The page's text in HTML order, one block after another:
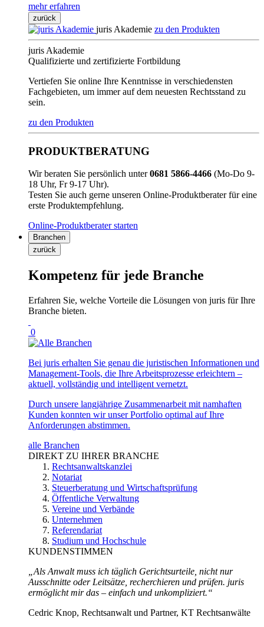
mehr erfahren
zurück
juris Akademie zu den Produkten
juris Akademie
Qualifizierte und zertifizierte Fortbildung
Vertiefen Sie online Ihre Kenntnisse in verschiedensten
Fachgebieten, um immer auf dem neuesten Rechtsstand zu
sein.
zu den Produkten
PRODUKTBERATUNG
Wir beraten Sie persönlich unter0681 5866-4466 (Mo-Do 9-
18 Uhr, Fr 9-17 Uhr).
Testen Sie auch gerne unseren Online-Produktberater für eine
erste Produktempfehlung.
Online-Produktberater starten
Branchen
zurück
Kompetenz für jede Branche
Erfahren Sie, welche Vorteile die Lösungen von juris für Ihre
Branche bieten.
0
Bei juris erhalten Sie genau die juristischen Informationen und
Management-Tools, die Ihre Arbeitsprozesse erleichtern –
aktuell, vollständig und intelligent vernetzt.
Durch unsere langjährige Zusammenarbeit mit namhaften
Kunden konnten wir unser Portfolio optimal auf Ihre
Anforderungen abstimmen.
alle Branchen
DIREKT ZU IHRER BRANCHE
Rechtsanwaltskanzlei
Notariat
Steuerberatung und Wirtschaftsprüfung
Öffentliche Verwaltung
Vereine und Verbände
Unternehmen
Referendariat
Studium und Hochschule
KUNDENSTIMMEN
„Als Anwalt muss ich täglich Gerichtsurteile, nicht nur
Ausschnitte oder Leitsätze, recherchieren und prüfen. juris
ermöglicht mir das – einfach und unkompliziert.“
Cedric Knop, Rechtsanwalt und Partner, KT Rechtsanwälte